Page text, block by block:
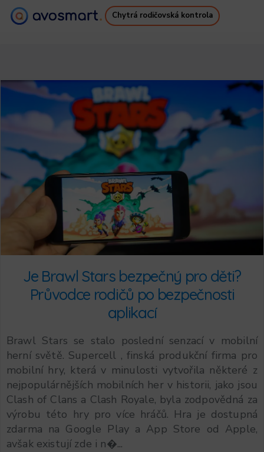
Chytrá rodičovská kontrola
Bezplatné e-kniha
Přihlásit se
Zaregistrovat se
Je Brawl Stars bezpečný pro děti?
Průvodce rodičů po bezpečnosti
aplikací
Brawl Stars se stalo poslední senzací v mobilní
herní světě. Supercell , finská produkční firma pro
mobilní hry, která v minulosti vytvořila některé z
nejpopulárnějších mobilních her v historii, jako jsou
Clash of Clans a Clash Royale, byla zodpovědná za
výrobu této hry pro více hráčů. Hra je dostupná
zdarma na Google Play a App Store od Apple,
avšak existují zde i n�...